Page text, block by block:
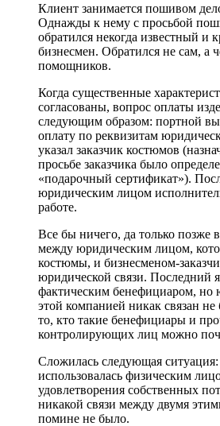
Клиент занимается пошивом
Однажды к нему с просьбой
обратился некогда известный и
бизнесмен. Обратился не сам, а
помощников.
Когда существенные
согласованы, вопрос оплаты
следующим образом: портной
оплату по реквизитам
указал заказчик костюмов
просьбе заказчика было
«подарочный сертификат»).
юридическим лицом
работе.
Все бы ничего, да только позже
между юридическим лицом,
костюмы, и бизнесменом-
юридической связи. Последний
фактическим бенефициаром, но
этой компанией никак связан
то, кто такие бенефициары и
контролирующих лиц можно
Сложилась следующая ситуация:
использовалась физическим
удовлетворения собственных
никакой связи между двумя
помине не было.